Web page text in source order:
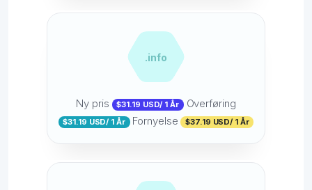
.info
Ny pris $31.19 USD/ 1 År Overføring
$31.19 USD/ 1 År Fornyelse $37.19 USD/ 1 År